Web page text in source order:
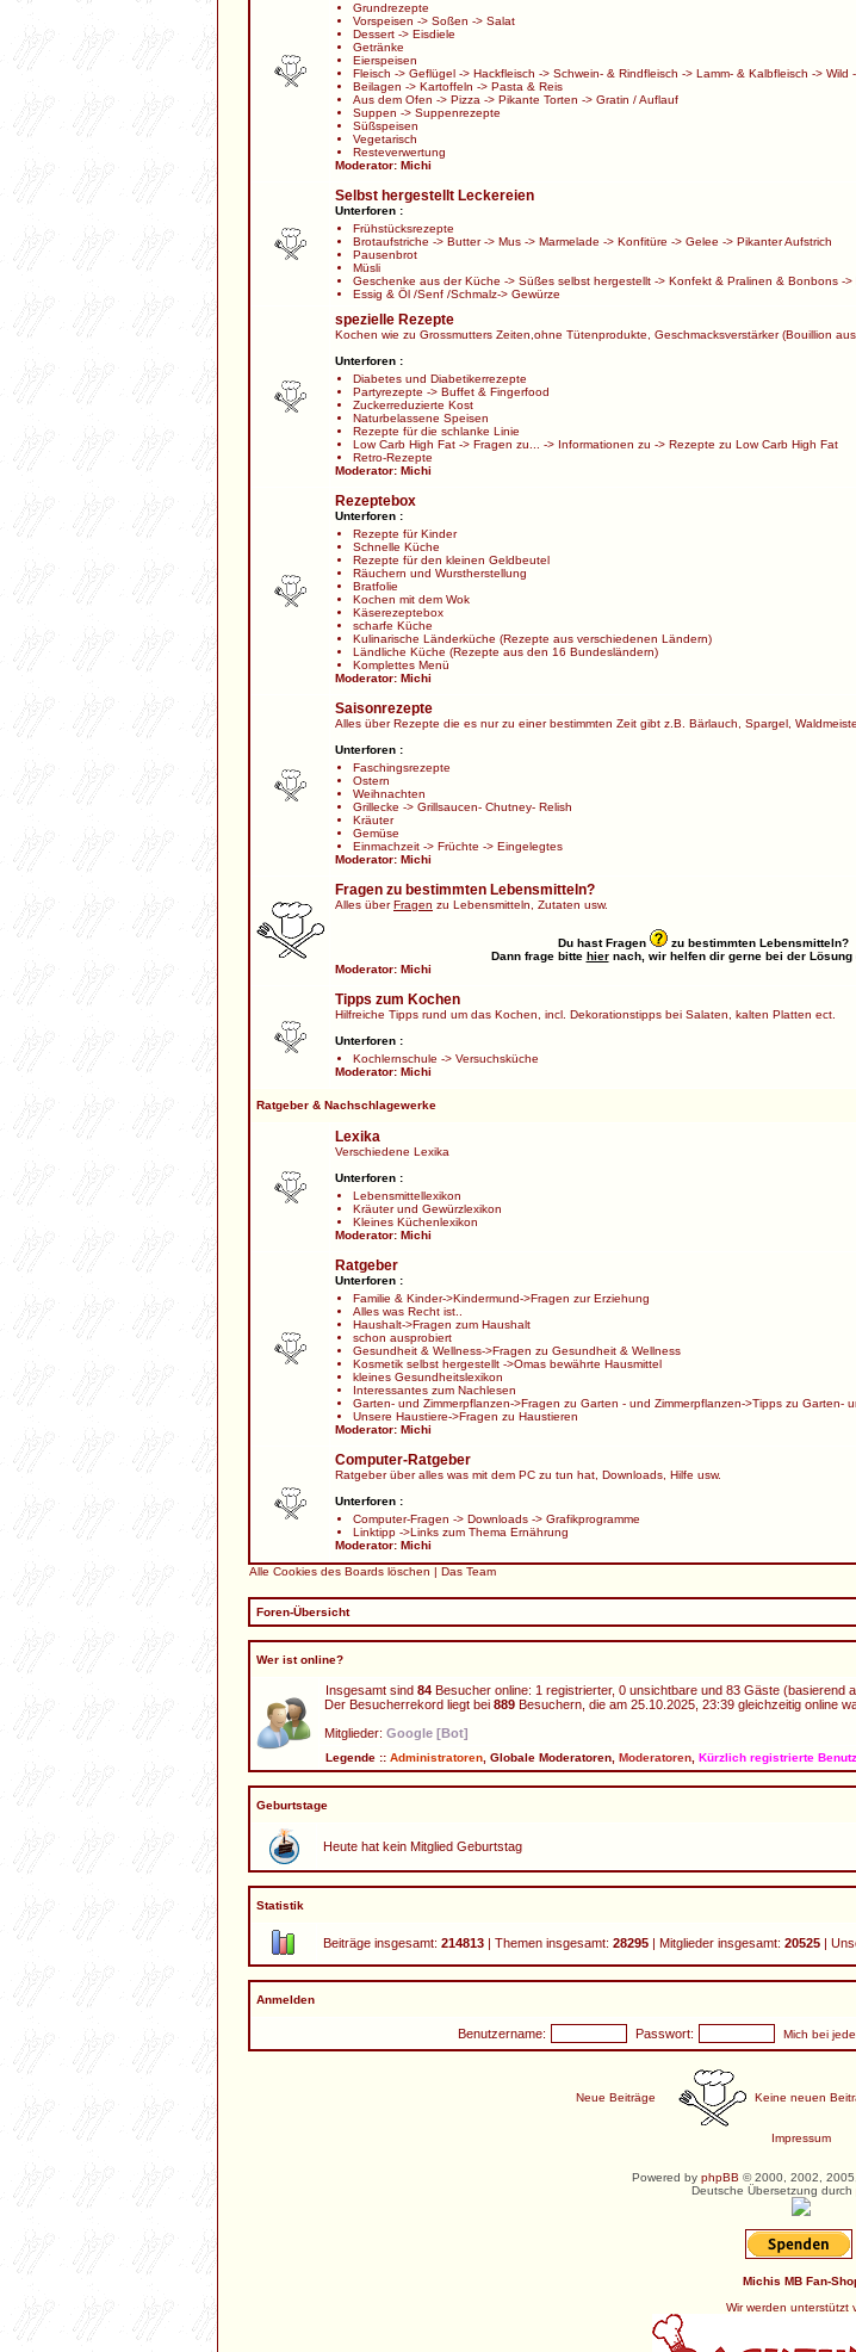
Grundrezepte
Vorspeisen -> Soßen -> Salat
Dessert -> Eisdiele
Getränke
Eierspeisen
Fleisch -> Geflügel -> Hackfleisch -> Schwein- & Rindfleisch -> Lamm- & Kalbfleisch -> Wild
Beilagen -> Kartoffeln -> Pasta & Reis
Aus dem Ofen -> Pizza -> Pikante Torten -> Gratin / Auflauf
Suppen -> Suppenrezepte
Süßspeisen
Vegetarisch
Resteverwertung
Moderator: Michi
Selbst hergestellt Leckereien
Unterforen :
Frühstücksrezepte
Brotaufstriche -> Butter-> Mus -> Marmelade -> Konfitüre -> Gelee -> Pikanter Aufstrich
Pausenbrot
Müsli
Geschenke aus der Küche -> Süßes selbst hergestellt -> Konfekt & Pralinen & Bonbons ->
Essig & Öl /Senf /Schmalz-> Gewürze
spezielle Rezepte
Kochen wie zu Grossmutters Zeiten,ohne Tütenprodukte, Geschmacksverstärker (Bouillion
Unterforen :
Diabetes und Diabetikerrezepte
Partyrezepte -> Buffet & Fingerfood
Zuckerreduzierte Kost
Naturbelassene Speisen
Rezepte für die schlanke Linie
Low Carb High Fat -> Fragen zu... -> Informationen zu -> Rezepte zu Low Carb High Fat
Retro-Rezepte
Moderator: Michi
Rezeptebox
Unterforen :
Rezepte für Kinder
Schnelle Küche
Rezepte für den kleinen Geldbeutel
Räuchern und Wurstherstellung
Bratfolie
Kochen mit dem Wok
Käserezeptebox
scharfe Küche
Kulinarische Länderküche (Rezepte aus verschiedenen Ländern)
Ländliche Küche (Rezepte aus den 16 Bundesländern)
Komplettes Menü
Moderator: Michi
Saisonrezepte
Alles über Rezepte die es nur zu einer bestimmten Zeit gibt z.B. Bärlauch, Spargel,
Unterforen :
Faschingsrezepte
Ostern
Weihnachten
Grillecke -> Grillsaucen- Chutney- Relish
Kräuter
Gemüse
Einmachzeit -> Früchte -> Eingelegtes
Moderator: Michi
Fragen zu bestimmten Lebensmitteln?
Alles überFragen zu Lebensmitteln, Zutaten usw.
Du hast Fragen
zu bestimmten Lebensmitteln?
Dann frage bitte hiernach, wir helfen dir gerne bei der Lösung
Moderator: Michi
Tipps zum Kochen
Hilfreiche Tipps rund um das Kochen, incl. Dekorationstipps bei Salaten, kalten Platten ect.
Unterforen :
Kochlernschule -> Versuchsküche
Moderator: Michi
Ratgeber & Nachschlagewerke
Lexika
Verschiedene Lexika
Unterforen :
Lebensmittellexikon
Kräuter und Gewürzlexikon
Kleines Küchenlexikon
Moderator: Michi
Ratgeber
Unterforen :
Familie & Kinder->Kindermund->Fragen zur Erziehung
Alles was Recht ist..
Haushalt->Fragen zum Haushalt
schon ausprobiert
Gesundheit & Wellness->Fragen zu Gesundheit & Wellness
Kosmetik selbst hergestellt ->Omas bewährte Hausmittel
kleines Gesundheitslexikon
Interessantes zum Nachlesen
Garten- und Zimmerpflanzen->Fragen zu Garten - und Zimmerpflanzen->Tipps zu Garten-
Unsere Haustiere->Fragen zu Haustieren
Moderator: Michi
Computer-Ratgeber
Ratgeber über alles was mit dem PC zu tun hat, Downloads, Hilfe usw.
Unterforen :
Computer-Fragen -> Downloads -> Grafikprogramme
Linktipp ->Links zum Thema Ernährung
Moderator: Michi
Alle Cookies des Boards löschen | Das Team
Foren-Übersicht
Wer ist online?
Insgesamt sind 84 Besucher online: 1 registrierter, 0 unsichtbare und 83 Gäste (basierend
Der Besucherrekord liegt bei 889 Besuchern, die am 25.10.2025, 23:39 gleichzeitig online
Mitglieder: Google [Bot]
Legende :: Administratoren Globale Moderatoren Moderatoren Kürzlich registrierte
Geburtstage
Heute hat kein Mitglied Geburtstag
Statistik
Beiträge insgesamt: 214813 | Themen insgesamt: 28295 | Mitglieder insgesamt: 20525 |
Anmelden
Benutzername: Passwort: Mich bei
Neue Beiträge Keine neuen
Impressum
Powered by phpBB © 2000, 2002,
Deutsche Übersetzung durch
Michis MB Fan-
Wir werden unterstützt